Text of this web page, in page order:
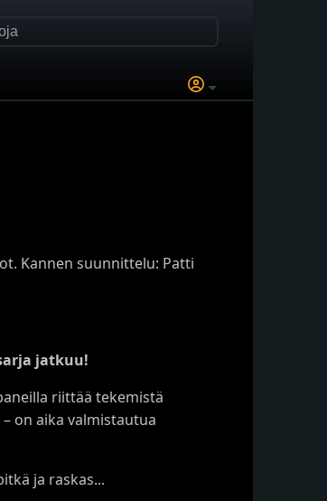
Kannen suunnittelu: Patti
jatkuu!
riittää tekemistä
on aika valmistautua
ja raskas...